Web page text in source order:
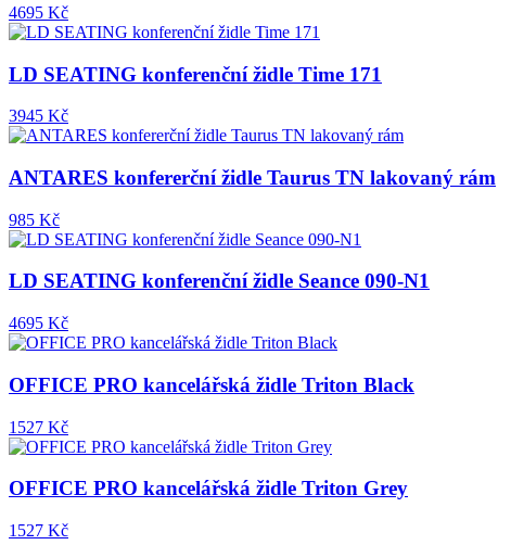
4695 Kč
LD SEATING konferenční židle Time 171
3945 Kč
ANTARES konfererční židle Taurus TN lakovaný rám
985 Kč
LD SEATING konferenční židle Seance 090-N1
4695 Kč
OFFICE PRO kancelářská židle Triton Black
1527 Kč
OFFICE PRO kancelářská židle Triton Grey
1527 Kč